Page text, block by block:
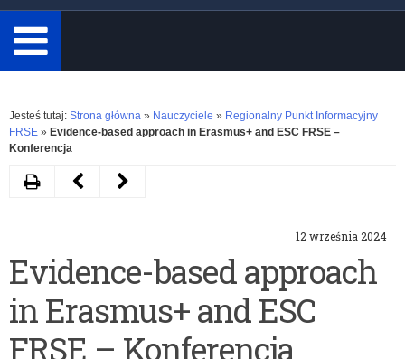
minimum
3
znaki.
Rozwiń
Jesteś tutaj: Strona główna » Nauczyciele » Regionalny Punkt Informacyjny
FRSE » Evidence-based approach in Erasmus+ and ESC FRSE –
Konferencja
12 września 2024
Evidence-based approach
in Erasmus+ and ESC
FRSE – Konferencja
DrukujNastępny
Dyrektorów
ds.
Kształcenia
Poprzedni
2024
–
Świętowanie